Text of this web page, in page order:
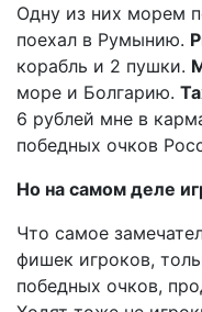
Одну из них морем
поехал в Румынию.
корабль и 2 пушки.
море и Болгарию.
6 рублей мне в
победных очков
Но на самом деле
Что самое
фишек игроков,
победных очков,